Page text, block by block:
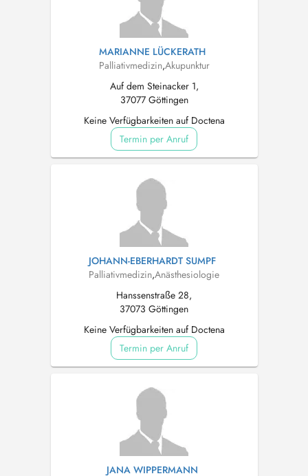
MARIANNE LÜCKERATH
Palliativmedizin,Akupunktur
Auf dem Steinacker 1,
37077 Göttingen
Keine Verfügbarkeiten auf Doctena
Termin per Anruf
JOHANN-EBERHARDT SUMPF
Palliativmedizin,Anästhesiologie
Hanssenstraße 28,
37073 Göttingen
Keine Verfügbarkeiten auf Doctena
Termin per Anruf
JANA WIPPERMANN